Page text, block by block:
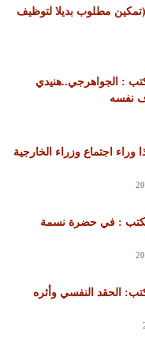
مطلوب بديلا لتوظيف
: الجواهرجي..هنيدي
نفسه
وراء اجتماع وزراء الخارجية
: في حضرة نسمة
الحقد النفسي وأثره